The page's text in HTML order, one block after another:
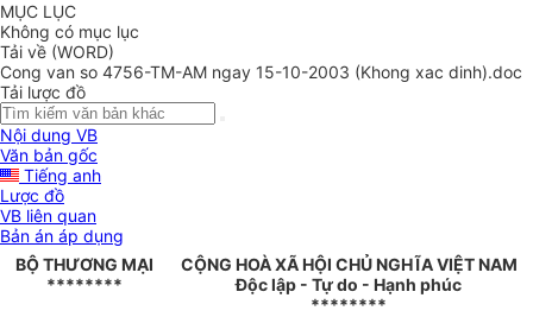
MỤC LỤC
Không có mục lục
Tải về (WORD)
Cong van so 4756-TM-AM ngay 15-10-2003 (Khong xac dinh).doc
Tải lược đồ
Nội dung VB
Văn bản gốc
Tiếng anh
Lược đồ
VB liên quan
Bản án áp dụng
BỘ THƯƠNG MẠI
********
CỘNG HOÀ XÃ HỘI CHỦ NGHĨA VIỆT NAM
Độc lập - Tự do - Hạnh phúc
********